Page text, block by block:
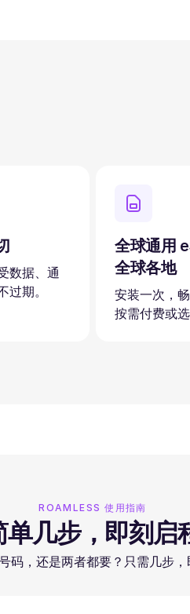
数据、通
期。
全球通用
全球各地
安装一次，
按需付费或选
ROAMLESS 使用指南
单几步，即刻启
码，还是两者都要？只需几步，